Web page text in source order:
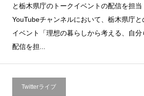
と栃木県庁のトークイベントの配信を担
YouTubeチャンネルにおいて、栃木県庁
イベント「理想の暮らしから考える、自
配信を担...
Twitterライブ